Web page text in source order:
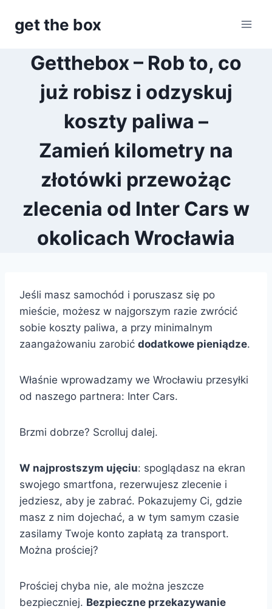
get the box
Getthebox – Rob to, co
już robisz i odzyskuj
koszty paliwa –
Zamień kilometry na
złotówki przewożąc
zlecenia od Inter Cars w
okolicach Wrocławia
Jeśli masz samochód i poruszasz się po
mieście, możesz w najgorszym razie zwrócić
sobie koszty paliwa, a przy minimalnym
zaangażowaniu zarobić dodatkowe pieniądze.
Właśnie wprowadzamy we Wrocławiu przesyłki
od naszego partnera: Inter Cars.
Brzmi dobrze? Scrolluj dalej.
W najprostszym ujęciu: spoglądasz na ekran
swojego smartfona, rezerwujesz zlecenie i
jedziesz, aby je zabrać. Pokazujemy Ci, gdzie
masz z nim dojechać, a w tym samym czasie
zasilamy Twoje konto zapłatą za transport.
Można prościej?
Prościej chyba nie, ale można jeszcze
bezpieczniej. Bezpieczne przekazywanie